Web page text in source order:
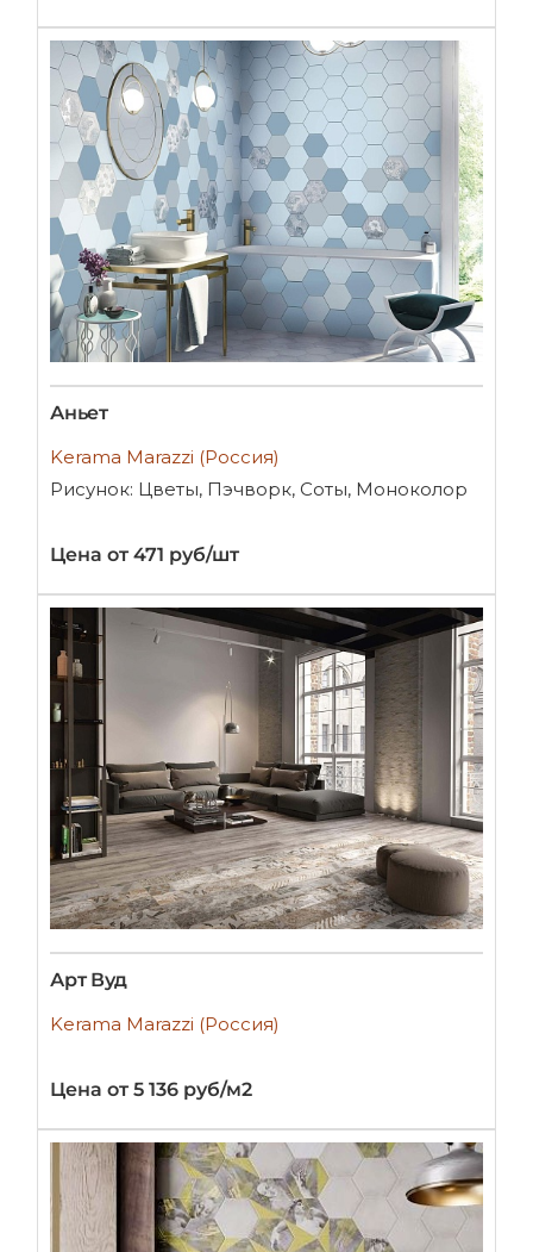
Аньет
Kerama Marazzi (Россия)
Рисунок: Цветы, Пэчворк, Соты, Моноколор
Цена от 471 руб/шт
Арт Вуд
Kerama Marazzi (Россия)
Цена от 5 136 руб/м2